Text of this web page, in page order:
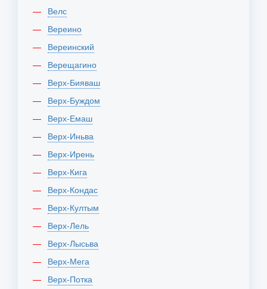
Велс
Вереино
Вереинский
Верещагино
Верх-Бияваш
Верх-Буждом
Верх-Емаш
Верх-Иньва
Верх-Ирень
Верх-Кига
Верх-Кондас
Верх-Култым
Верх-Лель
Верх-Лысьва
Верх-Мега
Верх-Потка